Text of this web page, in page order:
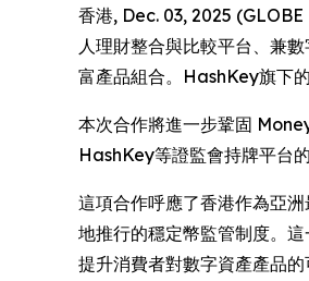
香港, Dec. 03, 2025
人理財整合與比較平台、兼
富產品組合。HashKey旗下
本次合作將進一步鞏固
HashKey等證監會持牌平台
這項合作呼應了香港作為亞
地推行的穩定幣監管制度。
提升消費者對數字資產產品的